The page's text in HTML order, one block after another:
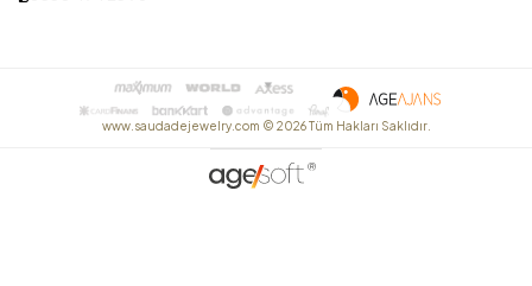
www.saudadejewelry.com © 2026Tüm Hakları Saklıdır.